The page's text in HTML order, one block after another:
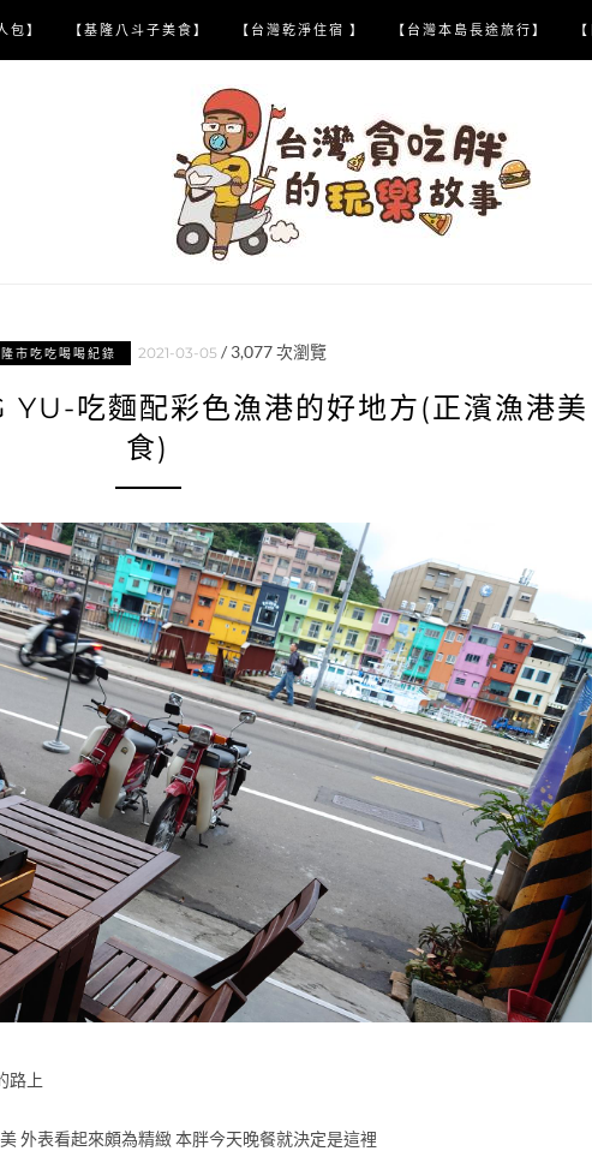
包】 【基隆八斗子美食】 【台灣乾淨住宿 】 【台灣本島長途旅行】
市吃吃喝喝紀錄 2021-03-05 / 3,077次瀏覽
YU-吃麵配彩色漁港的好地方(正濱漁港美
食)
路上
外表看起來頗為精緻 本胖今天晚餐就決定是這裡